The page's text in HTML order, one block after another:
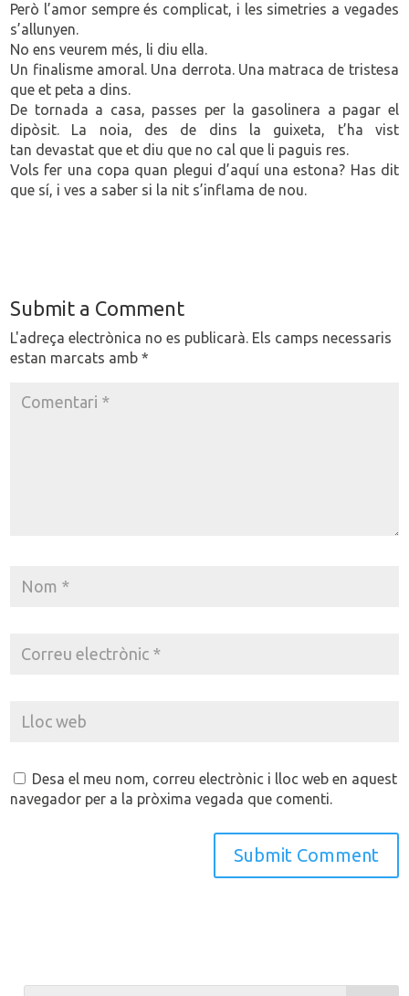
Però l’amor sempre és complicat, i les simetries a vegades
s’allunyen.
No ens veurem més, li diu ella.
Un finalisme amoral. Una derrota. Una matraca de tristesa
que et peta a dins.
De tornada a casa, passes per la gasolinera a pagar el
dipòsit. La noia, des de dins la guixeta, t’ha vist
tan devastat que et diu que no cal que li paguis res.
Vols fer una copa quan plegui d’aquí una estona? Has dit
que sí, i ves a saber si la nit s’inflama de nou.
Submit a Comment
L'adreça electrònica no es publicarà. Els camps necessaris
estan marcats amb*
Desa el meu nom, correu electrònic i lloc web en aquest
navegador per a la pròxima vegada que comenti.